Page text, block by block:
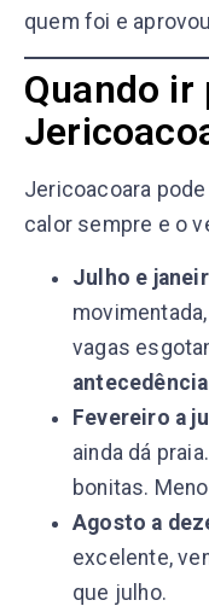
quem foi e
Quando ir
Jericoacoara
calor sempre e o
Julho e
vagas
antecedência
Fevereiro a
ainda dá
bonitas.
Agosto a
excelente,
que julho.